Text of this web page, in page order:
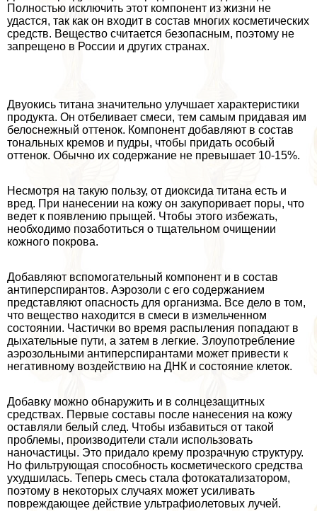
Полностью исключить этот компонент из жизни не
удастся, так как он входит в состав многих косметических
средств. Вещество считается безопасным, поэтому не
запрещено в России и других странах.
Двуокись титана значительно улучшает хаpaктеристики
продукта. Он отбеливает смеси, тем самым придавая им
белоснежный оттенок. Компонент добавляют в состав
тональных кремов и пудры, чтобы придать особый
оттенок. Обычно их содержание не превышает 10-15%.
Несмотря на такую пользу, от диоксида титана есть и
вред. При нанесении на кожу он закупоривает поры, что
ведет к появлению прыщей. Чтобы этого избежать,
необходимо позаботиться о тщательном очищении
кожного покрова.
Добавляют вспомогательный компонент и в состав
антиперспирантов. Аэрозоли с его содержанием
представляют опасность для организма. Все дело в том,
что вещество находится в смеси в измельченном
состоянии. Частички во время распыления попадают в
дыхательные пути, а затем в легкие. Злоупотрeбление
аэрозольными антиперспирантами может привести к
негативному воздействию на ДНК и состояние клеток.
Добавку можно обнаружить и в солнцезащитных
средствах. Первые составы после нанесения на кожу
оставляли белый след. Чтобы избавиться от такой
проблемы, производители стали использовать
наночастицы. Это придало крему прозрачную структуру.
Но фильтрующая способность косметического средства
ухудшилась. Теперь смесь стала фотокатализатором,
поэтому в некоторых случаях может усиливать
повреждающее действие ультрафиолетовых лучей.